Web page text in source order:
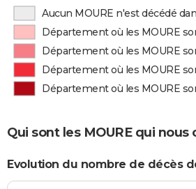
Aucun MOURE n'est décédé
Département où les MOURE
Département où les MOURE
Département où les MOURE
Département où les MOURE
Qui sont les MOURE qui
Evolution du nombre de décès